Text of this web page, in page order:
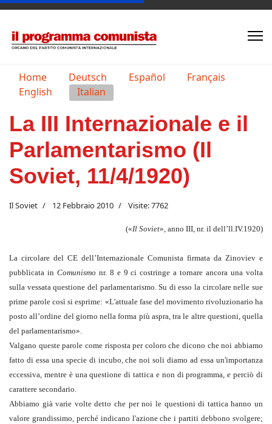
Seleziona la tua lingua
Home Deutsch Español
Français
English
Italian
La III Internazionale e il
Parlamentarismo (Il
Soviet, 11/4/1920)
Il Soviet 12 Febbraio 2010 Visite: 7762
(«Il Soviet», anno III, nr. il dell’ll.IV.1920)
La circolare del CE dell’Internazionale Comunista firmata da Zinoviev e
pubblicata in Comunismo nr. 8 e 9 ci costringe a tornare ancora una volta
sulla vessata questione del parlamentarismo. Su di esso la circolare nelle sue
prime parole così si esprime: «L'attuale fase del movimento rivoluzionario ha
posto all’ordine del giorno nella forma più aspra, tra le altre questioni, quella
del parla­mentarismo».
Valgano queste parole come risposta per coloro che dicono che noi abbiamo
fatto di essa una specie di incubo, che noi soli diamo ad essa un'importanza
eccessiva, mentre è una questione di tattica e non di programma, e perciò di
carattere secondario.
Abbiamo già varie volte detto che per noi le questioni di tattica hanno un
valore grandissimo, perché indicano l'azione che i partiti debbono svolgere;